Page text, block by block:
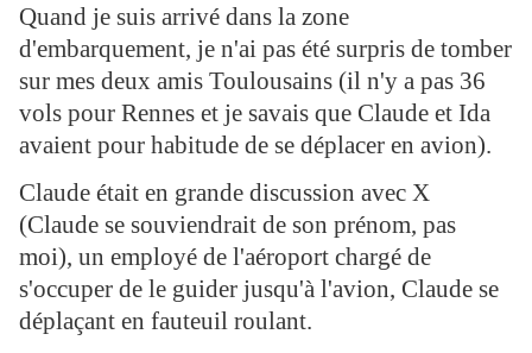
Quand je suis arrivé dans la zone
d'embarquement, je n'ai pas été surpris de tomber
sur mes deux amis Toulousains (il n'y a pas 36
vols pour Rennes et je savais que Claude et Ida
avaient pour habitude de se déplacer en avion).
Claude était en grande discussion avec X
(Claude se souviendrait de son prénom, pas
moi), un employé de l'aéroport chargé de
s'occuper de le guider jusqu'à l'avion, Claude se
déplaçant en fauteuil roulant.